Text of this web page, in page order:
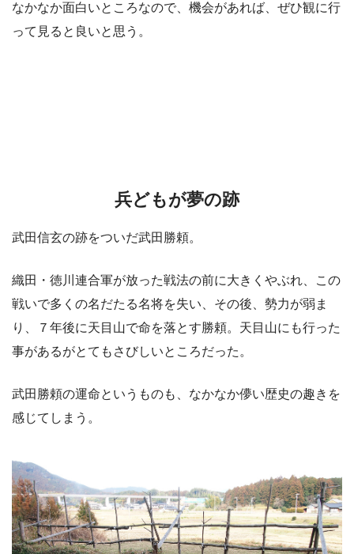
なかなか面白いところなので、機会があれば、ぜひ観に行
って見ると良いと思う。
兵どもが夢の跡
武田信玄の跡をついだ武田勝頼。
織田・徳川連合軍が放った戦法の前に大きくやぶれ、この
戦いで多くの名だたる名将を失い、その後、勢力が弱ま
り、７年後に天目山で命を落とす勝頼。天目山にも行った
事があるがとてもさびしいところだった。
武田勝頼の運命というものも、なかなか儚い歴史の趣きを
感じてしまう。